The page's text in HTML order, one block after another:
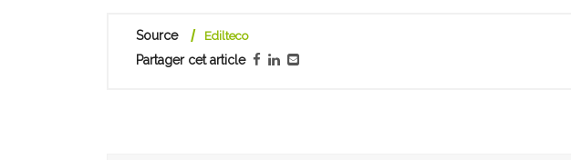
Source Edilteco
Partager cet article